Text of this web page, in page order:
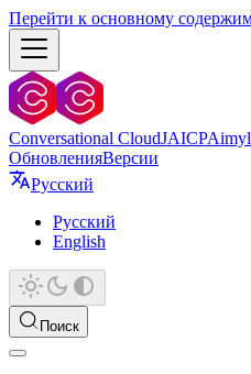
Перейти к основному
Conversational CloudJAICP
ОбновленияВерсии
Русский
Русский
English
Поиск